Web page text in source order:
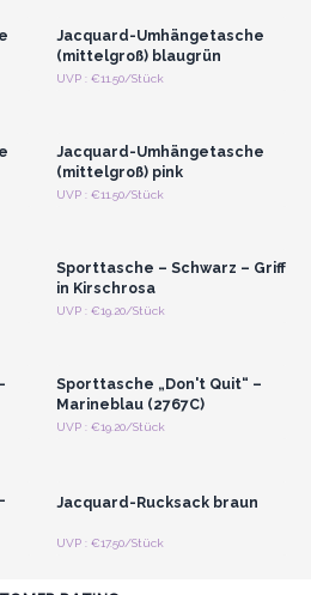
Jacquard-Umhängetasche
(mittelgroß) blaugrün
UVP : €11.50/StückAnmelden oder
Jacquard-Umhängetasche
(mittelgroß) pink
UVP : €11.50/StückAnmelden oder
Sporttasche – Schwarz – Griff
in Kirschrosa
UVP : €19.20/StückAnmelden oder
Sporttasche „Don't Quit“ –
Marineblau (2767C)
UVP : €19.20/StückAnmelden oder
Jacquard-Rucksack braun
UVP : €17.50/Stück